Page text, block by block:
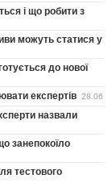
і що робити з
можуть статися у
до нової
експертів 28.06
назвали
занепокоїло
тестового